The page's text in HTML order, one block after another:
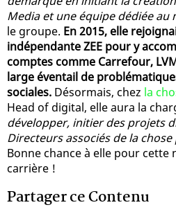
Media et une équipe dédiée au
le groupe. En 2015, elle
indépendante ZEE pour y
comptes comme Carrefour,
large éventail de
sociales. Désormais, chez la
Head of digital, elle aura la
développer, initier des projets
Directeurs associés de la
Bonne chance à elle pour cette
carrière !
Partager ce Contenu